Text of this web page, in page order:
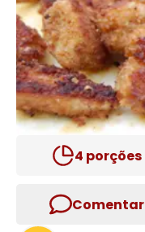
4 porções
Comentar